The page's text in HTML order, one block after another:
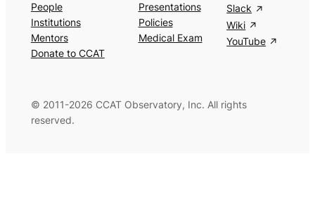
People
Institutions
Mentors
Donate to CCAT
Presentations
Policies
Medical Exam
Slack
Wiki
YouTube
© 2011-2026 CCAT Observatory, Inc. All rights
reserved.